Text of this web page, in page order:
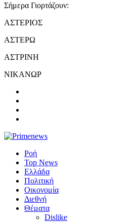
Σήμερα Γιορτάζουν:
ΑΣΤΕΡΙΟΣ
ΑΣΤΕΡΩ
ΑΣΤΡΙΝΗ
ΝΙΚΑΝΩΡ
Ροή
Top News
Ελλάδα
Πολιτική
Οικονομία
Διεθνή
Θέματα
Dislike